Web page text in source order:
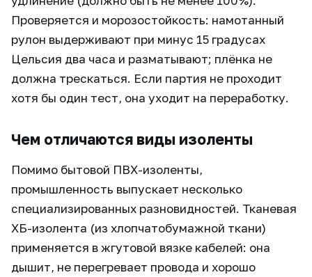
Проверяется и морозостойкость: намотанный
рулон выдерживают при минус 15 градусах
Цельсия два часа и разматывают; плёнка не
должна трескаться. Если партия не проходит
хотя бы один тест, она уходит на переработку.
Чем отличаются виды изоленты
Помимо бытовой ПВХ-изоленты,
промышленность выпускает несколько
специализированных разновидностей. Тканевая
ХБ-изолента (из хлопчатобумажной ткани)
применяется в жгутовой вязке кабелей: она
дышит, не перегревает провода и хорошо